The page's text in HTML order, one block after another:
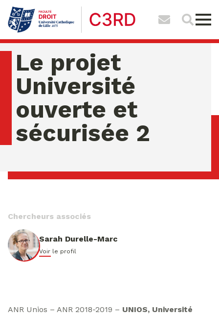
Le projet
Université
ouverte et
sécurisée 2
Chercheurs associés
Sarah Durelle-Marc
Voir le profil
ANR Unios – ANR 2018-2019 – UNIOS, Université